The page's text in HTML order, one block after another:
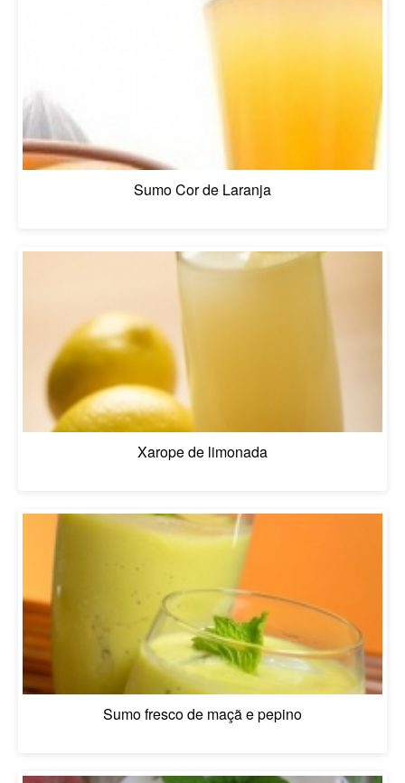
Sumo Cor de Laranja
Xarope de limonada
Sumo fresco de maçã e pepino